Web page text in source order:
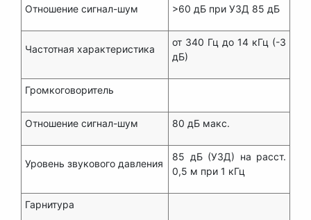
Отношение сигнал-шум >60 дБ при УЗД 85 дБ
Частотная характеристика
от 340 Гц до 14 кГц (-3
дБ)
Громкоговоритель
Отношение сигнал-шум 80 дБ макс.
Уровень звукового давления
85 дБ (УЗД) на расст.
0,5 м при 1 кГц
Гарнитура